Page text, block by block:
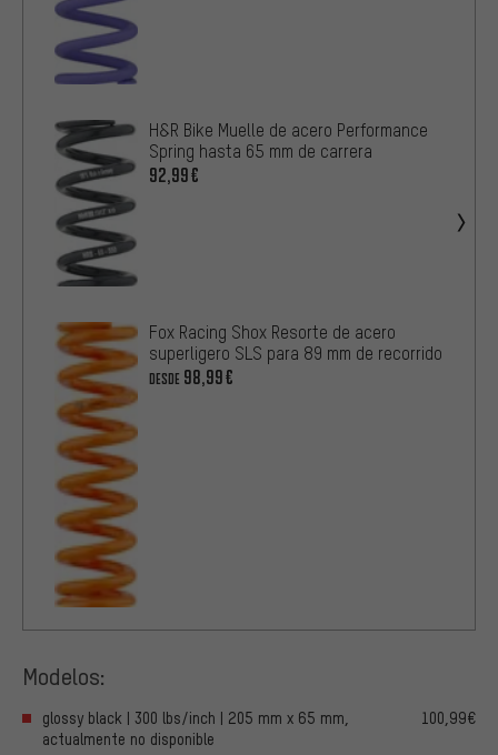
H&R Bike Muelle de acero Performance
Spring hasta 65 mm de carrera
92,99€
Fox Racing Shox Resorte de acero
superligero SLS para 89 mm de recorrido
DESDE 98,99€
Modelos:
glossy black | 300 lbs/inch | 205 mm x 65 mm,
actualmente no disponible
100,99€